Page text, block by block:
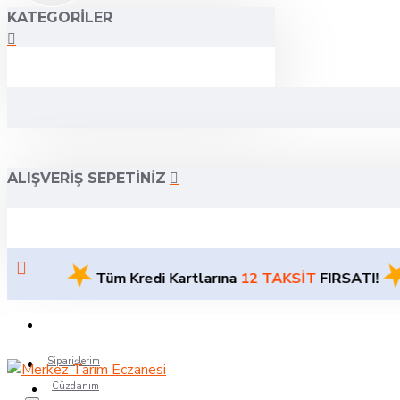
KATEGORILER
ALIŞVERIŞ SEPETINIZ
★ Tüm Kredi Kartlarına12 TAKSİTFIRSATI!★
Siparişlerim
Cüzdanım